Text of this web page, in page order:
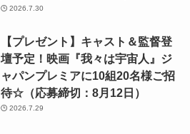
2026.7.30
【プレゼント】キャスト＆監督登
壇予定！映画『我々は宇宙人』ジ
ャパンプレミアに10組20名様ご招
待☆（応募締切：8月12日）
2026.7.29